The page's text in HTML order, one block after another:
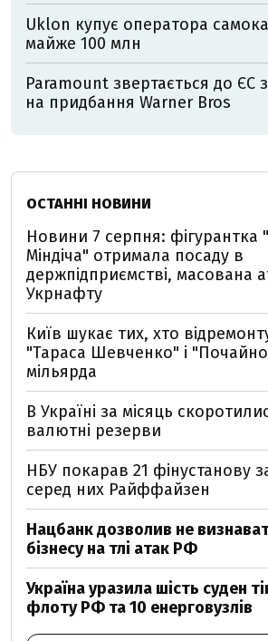
Uklon купує оператора
майже 100 млн
Paramount звертається до ЄС
на придбання Warner Bros
ОСТАННІ НОВИНИ
Новини 7 серпня: фігурантка
Міндіча" отримала посаду в
держпідприємстві, масована
Укрнафту
Київ шукає тих, хто
"Тараса Шевченко" і
мільярда
В Україні за місяць
валютні резерви
НБУ покарав 21 фінустанову
серед них Райффайзен
Нацбанк дозволив не
бізнесу на тлі атак РФ
Україна уразила шість суден
флоту РФ та 10 енерговузлів